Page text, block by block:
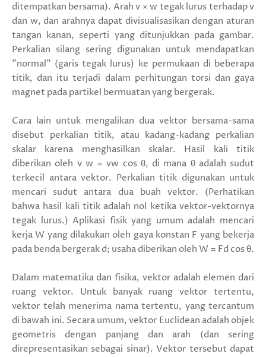
ditempatkan bersama). Arah v × w tegak lurus terhadap v
dan w, dan arahnya dapat divisualisasikan dengan aturan
tangan kanan, seperti yang ditunjukkan pada gambar.
Perkalian silang sering digunakan untuk mendapatkan
"normal" (garis tegak lurus) ke permukaan di beberapa
titik, dan itu terjadi dalam perhitungan torsi dan gaya
magnet pada partikel bermuatan yang bergerak.
Cara lain untuk mengalikan dua vektor bersama-sama
disebut perkalian titik, atau kadang-kadang perkalian
skalar karena menghasilkan skalar. Hasil kali titik
diberikan oleh v w = vw cos θ, di mana θ adalah sudut
terkecil antara vektor. Perkalian titik digunakan untuk
mencari sudut antara dua buah vektor. (Perhatikan
bahwa hasil kali titik adalah nol ketika vektor-vektornya
tegak lurus.) Aplikasi fisik yang umum adalah mencari
kerja W yang dilakukan oleh gaya konstan F yang bekerja
pada benda bergerak d; usaha diberikan oleh W = Fd cos θ.
Dalam matematika dan fisika, vektor adalah elemen dari
ruang vektor. Untuk banyak ruang vektor tertentu,
vektor telah menerima nama tertentu, yang tercantum
di bawah ini. Secara umum, vektor Euclidean adalah objek
geometris dengan panjang dan arah (dan sering
direpresentasikan sebagai sinar). Vektor tersebut dapat